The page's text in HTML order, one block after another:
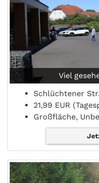
Viel
Schlüchtener
21,99 EUR
Großfläche,